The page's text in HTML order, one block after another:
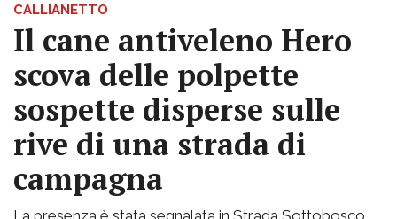
CALLIANETTO
Il cane antiveleno Hero
scova delle polpette
sospette disperse sulle
rive di una strada di
campagna
La presenza è stata segnalata in Strada Sottobosco.